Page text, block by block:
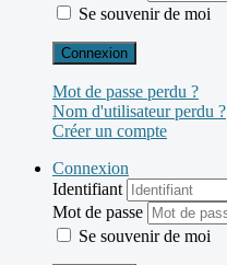
Se souvenir de moi
Connexion
Mot de passe perdu ?
Nom d'utilisateur perdu ?
Créer un compte
Connexion
Identifiant
Mot de passe
Se souvenir de moi